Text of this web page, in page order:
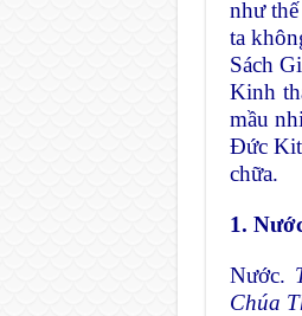
như
ta
Sách
Kinh
mầu
Đức
chữa.
1.
Nước.
Chúa